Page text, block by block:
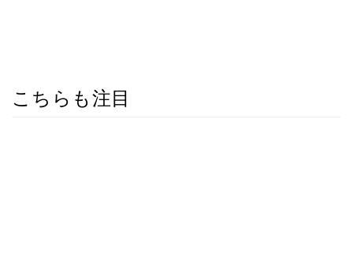
こちらも注目